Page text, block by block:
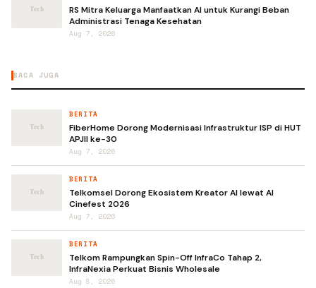
RS Mitra Keluarga Manfaatkan AI untuk Kurangi Beban
Administrasi Tenaga Kesehatan
Aug 7, 2026
BACA JUGA
BERITA
FiberHome Dorong Modernisasi Infrastruktur ISP di HUT
APJII ke-30
Aug 7, 2026
BERITA
Telkomsel Dorong Ekosistem Kreator AI lewat AI
Cinefest 2026
Aug 7, 2026
BERITA
Telkom Rampungkan Spin-Off InfraCo Tahap 2,
InfraNexia Perkuat Bisnis Wholesale
Aug 8, 2026